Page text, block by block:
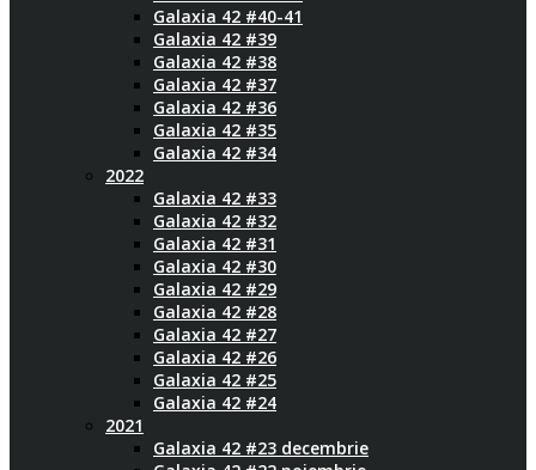
Galaxia 42 #40-41
Galaxia 42 #39
Galaxia 42 #38
Galaxia 42 #37
Galaxia 42 #36
Galaxia 42 #35
Galaxia 42 #34
2022
Galaxia 42 #33
Galaxia 42 #32
Galaxia 42 #31
Galaxia 42 #30
Galaxia 42 #29
Galaxia 42 #28
Galaxia 42 #27
Galaxia 42 #26
Galaxia 42 #25
Galaxia 42 #24
2021
Galaxia 42 #23 decembrie